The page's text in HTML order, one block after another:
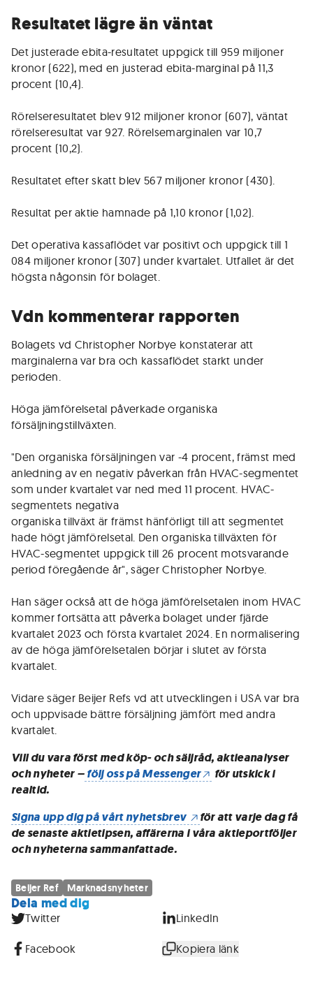
Resultatet lägre än väntat
Det justerade ebita-resultatet uppgick till 959 miljoner
kronor (622), med en justerad ebita-marginal på 11,3
procent (10,4).
Rörelseresultatet blev 912 miljoner kronor (607), väntat
rörelseresultat var 927. Rörelsemarginalen var 10,7
procent (10,2).
Resultatet efter skatt blev 567 miljoner kronor (430).
Resultat per aktie hamnade på 1,10 kronor (1,02).
Det operativa kassaflödet var positivt och uppgick till 1
084 miljoner kronor (307) under kvartalet. Utfallet är det
högsta någonsin för bolaget.
Vdn kommenterar rapporten
Bolagets vd Christopher Norbye konstaterar att
marginalerna var bra och kassaflödet starkt under
perioden.
Höga jämförelsetal påverkade organiska
försäljningstillväxten.
"Den organiska försäljningen var -4 procent, främst med
anledning av en negativ påverkan från HVAC-segmentet
som under kvartalet var ned med 11 procent. HVAC-
segmentets negativa
organiska tillväxt är främst hänförligt till att segmentet
hade högt jämförelsetal. Den organiska tillväxten för
HVAC-segmentet uppgick till 26 procent motsvarande
period föregående år", säger Christopher Norbye.
Han säger också att de höga jämförelsetalen inom HVAC
kommer fortsätta att påverka bolaget under fjärde
kvartalet 2023 och första kvartalet 2024. En normalisering
av de höga jämförelsetalen börjar i slutet av första
kvartalet.
Vidare säger Beijer Refs vd att utvecklingen i USA var bra
och uppvisade bättre försäljning jämfört med andra
kvartalet.
Vill du vara först med köp- och säljråd, aktieanalyser
och nyheter –följ oss på Messenger
för utskick i
realtid.
Signa upp dig på vårt nyhetsbrev
för att varje dag få
de senaste aktietipsen, affärerna i våra aktieportföljer
och nyheterna sammanfattade.
Beijer Ref Marknadsnyheter
Dela med dig
Twitter LinkedIn
Facebook Kopiera länk